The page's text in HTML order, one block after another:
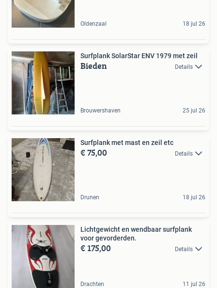
Oldenzaal 18 jul 26
Surfplank SolarStar ENV 1979 met zeil
Bieden Details
Brouwershaven 25 jul 26
Surfplank met mast en zeil etc
€ 75,00 Details
Drunen 18 jul 26
Lichtgewicht en wendbaar surfplank
voor gevorderden.
€ 175,00 Details
Drachten 11 jul 26